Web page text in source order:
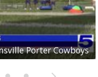
Porter Cowboys
Lopez Lobos
Tigers
Red Ants
Redskins